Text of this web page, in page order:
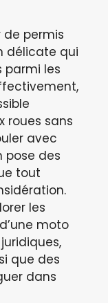
permis
délicate qui
parmi les
roues sans
avec
des
tout
les
moto
que des
dans